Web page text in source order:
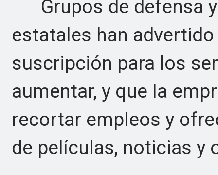
Grupos de defensa
estatales han
suscripción para los
aumentar, y que la
recortar empleos y
de películas, noticias y